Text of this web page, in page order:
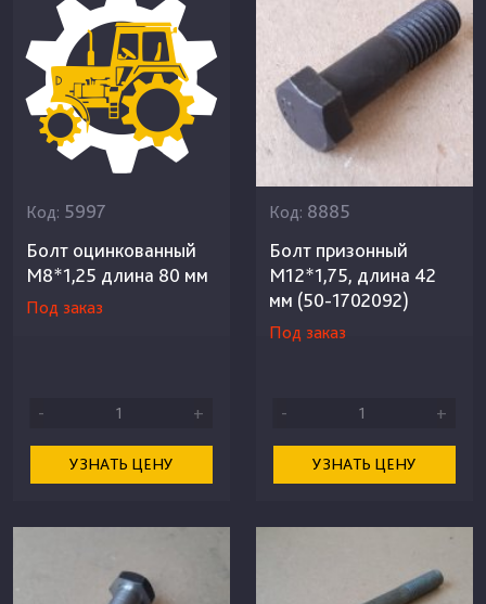
Код: 5997
Болт оцинкованный
М8*1,25 длина 80 мм
Под заказ
- +
УЗНАТЬ ЦЕНУ
Код: 8885
Болт призонный
М12*1,75, длина 42
мм (50-1702092)
Под заказ
- +
УЗНАТЬ ЦЕНУ